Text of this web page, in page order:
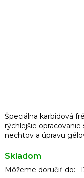
Špeciálna karbidová
rýchlejšie
nechtov a úpravu
Skladom
Môžeme doručiť do: